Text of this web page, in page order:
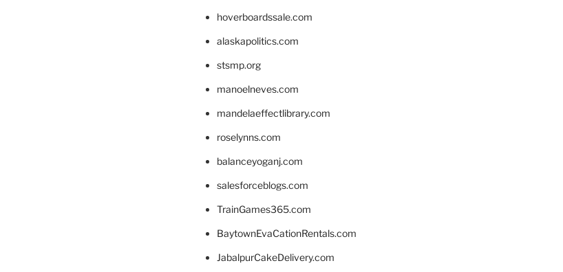
hoverboardssale.com
alaskapolitics.com
stsmp.org
manoelneves.com
mandelaeffectlibrary.com
roselynns.com
balanceyoganj.com
salesforceblogs.com
TrainGames365.com
BaytownEvaCationRentals.com
JabalpurCakeDelivery.com